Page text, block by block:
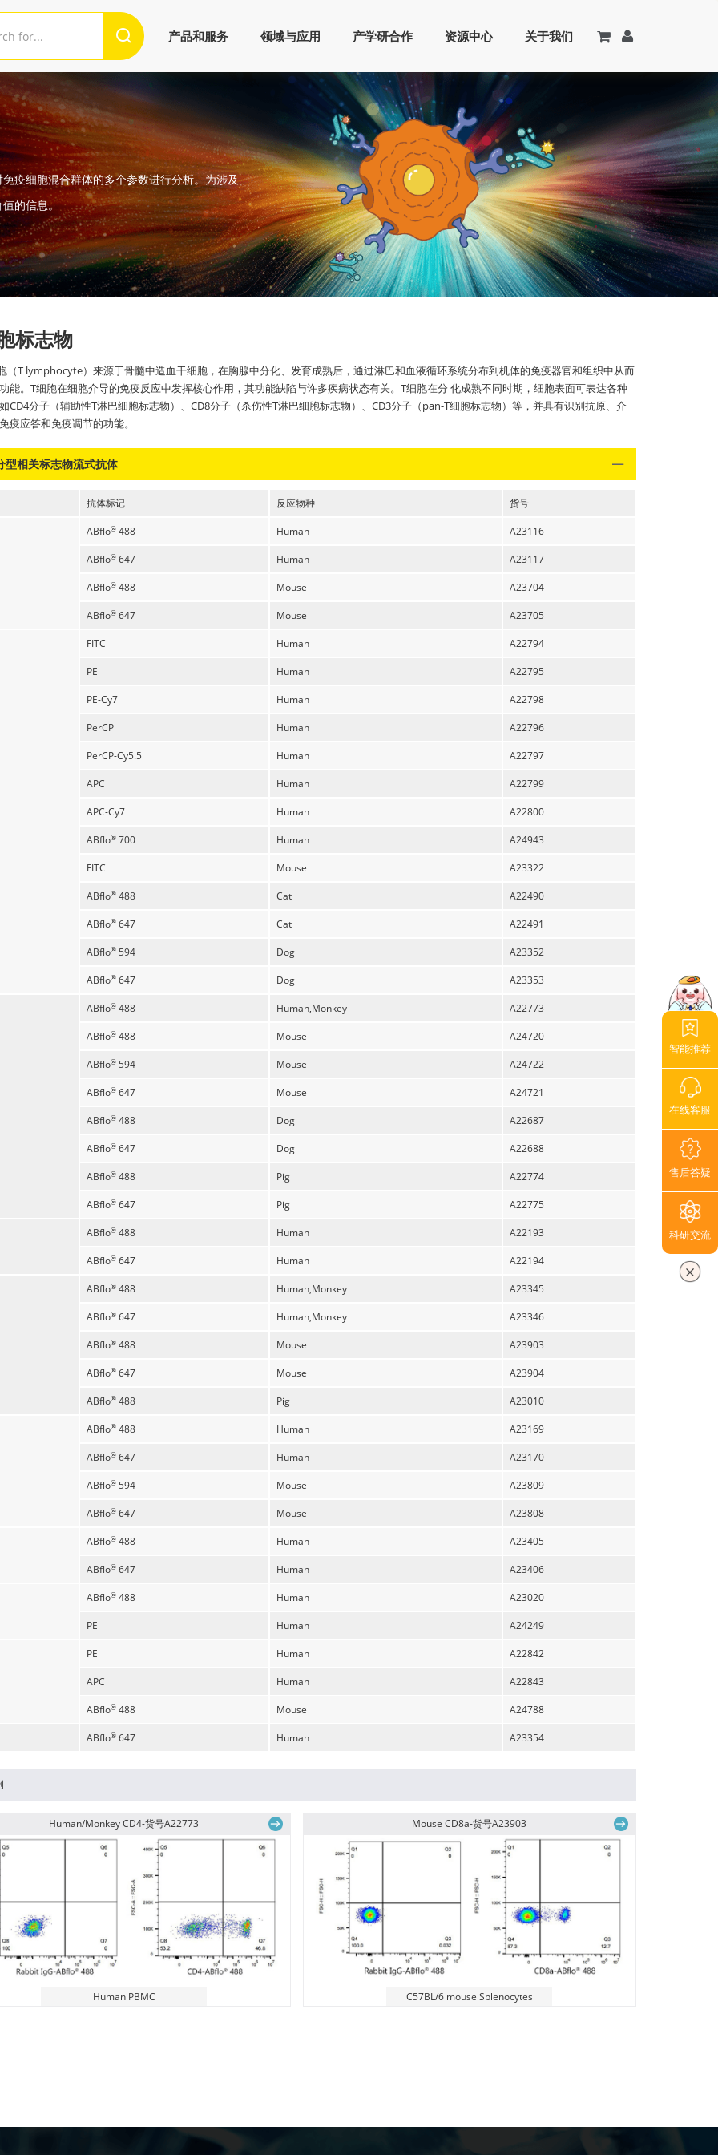
疫细胞混合群体的多个参数进行分析。为涉及
的信息。
标志物
（T lymphocyte）来源于骨髓中造血干细胞，在胸腺中分化、发育成熟后，通过淋巴和血液循环系统分布到机体的免疫器官和组织中从而
能。T细胞在细胞介导的免疫反应中发挥核心作用，其功能缺陷与许多疾病状态有关。T细胞在分 化成熟不同时期，细胞表面可表达各种
CD4分子（辅助性T淋巴细胞标志物）、CD8分子（杀伤性T淋巴细胞标志物）、CD3分子（pan-T细胞标志物）等，并具有识别抗原、介
疫应答和免疫调节的功能。
型相关标志物流式抗体
抗体标记 反应物种 货号
ABflo®488 Human A23116
ABflo®647 Human A23117
ABflo®488 Mouse A23704
ABflo®647 Mouse A23705
FITC Human A22794
PE Human A22795
PE-Cy7 Human A22798
PerCP Human A22796
PerCP-Cy5.5 Human A22797
APC Human A22799
APC-Cy7 Human A22800
ABflo®700 Human A24943
FITC Mouse A23322
ABflo®488 Cat A22490
ABflo®647 Cat A22491
ABflo®594 Dog A23352
ABflo®647 Dog A23353
ABflo®488 Human,Monkey A22773
ABflo®488 Mouse A24720
ABflo®594 Mouse A24722
ABflo®647 Mouse A24721
ABflo®488 Dog A22687
ABflo®647 Dog A22688
ABflo®488 Pig A22774
ABflo®647 Pig A22775
ABflo®488 Human A22193
ABflo®647 Human A22194
ABflo®488 Human,Monkey A23345
ABflo®647 Human,Monkey A23346
ABflo®488 Mouse A23903
ABflo®647 Mouse A23904
ABflo®488 Pig A23010
ABflo®488 Human A23169
ABflo®647 Human A23170
ABflo®594 Mouse A23809
ABflo®647 Mouse A23808
ABflo®488 Human A23405
ABflo®647 Human A23406
ABflo®488 Human A23020
PE Human A24249
PE Human A22842
APC Human A22843
ABflo®488 Mouse A24788
ABflo®647 Human A23354
Human/Monkey CD4-货号A22773
Human PBMC
Mouse CD8a-货号A23903
C57BL/6 mouse Splenocytes
智能推荐
在线客服
售后答疑
科研交流
产品和服务 领域与应用 产学研合作 资源中心 关于我们